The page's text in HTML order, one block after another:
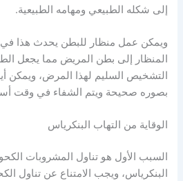
إلى شكله الطبيعي ومهامه الطبيعية.
ويمكن عمل منظار للبطن يحدث هذا في
المنظار إلى بطن المريض مما يجعل
التشخيص السليم لهذا المرض، ويمكن
بصوره صحيحة ويتم الشفاء في وقت
الوقاية من التهاب البنكرياس
السبب الأول هو تناول المشروبات
البنكرياس، ويجب الامتناع عن تناول